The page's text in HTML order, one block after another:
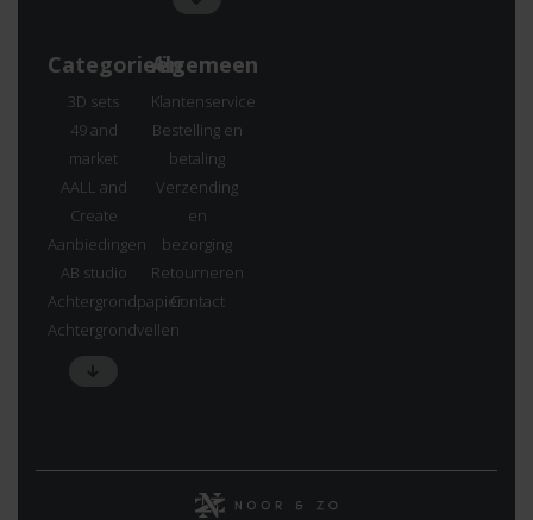
Categorieën
3D sets
49 and
market
AALL and
Create
Aanbiedingen
AB studio
Achtergrondpapier
Achtergrondvellen
Algemeen
Klantenservice
Bestelling en
betaling
Verzending
en
bezorging
Retourneren
Contact